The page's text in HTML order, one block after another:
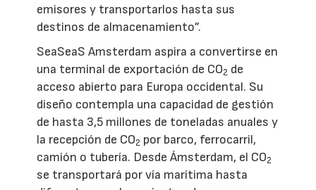
emisores y transportarlos hasta sus
destinos de almacenamiento”.
SeaSeaS Amsterdam aspira a convertirse en
una terminal de exportación de CO2 de
acceso abierto para Europa occidental. Su
diseño contempla una capacidad de gestión
de hasta 3,5 millones de toneladas anuales y
la recepción de CO2 por barco, ferrocarril,
camión o tubería. Desde Ámsterdam, el CO2
se transportará por vía marítima hasta